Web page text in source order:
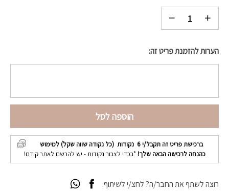
הערות להזמנת פריט זה:
הוספה לסל
ברכישת פריט זה תקבל/י6 נקודות (כל נקודה שווה שקל) למימוש
כהנחה לרכישה הבאה שלך! *בכדי לצבור נקודות - יש להרשם לאתר קודם!
רוצה לשתף את החבר/ה? לחצ/י לשיתוף: